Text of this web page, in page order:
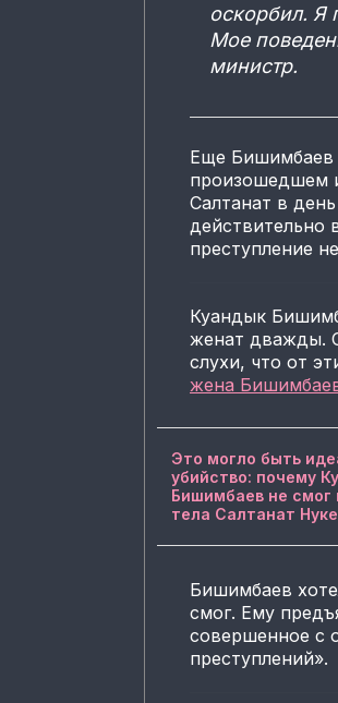
оскорбил. Я
Мое
министр.
Еще Бишимбаев
произошедшем
Салтанат в
действительно
преступление
Куандык
женат дважды.
слухи, что от
жена
Это могло быть
убийство: почему
Бишимбаев не смог
тела Салтанат
Бишимбаев
смог. Ему
совершенное с
преступлений».